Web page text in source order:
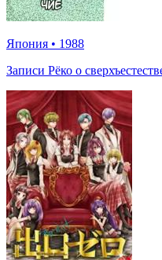
Япония • 1988
Записи Рёко о